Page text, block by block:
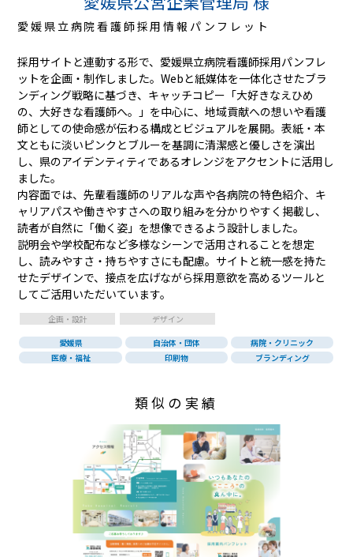
愛媛県立病院看護師採用情報パンフレット
採用サイトと連動する形で、愛媛県立病院看護師採用パンフレ
ットを企画・制作しました。Webと紙媒体を一体化させたブラ
ンディング戦略に基づき、キャッチコピー「大好きなえひめ
の、大好きな看護師へ。」を中心に、地域貢献への想いや看護
師としての使命感が伝わる構成とビジュアルを展開。表紙・本
文ともに淡いピンクとブルーを基調に清潔感と優しさを演出
し、県のアイデンティティであるオレンジをアクセントに活用し
ました。
内容面では、先輩看護師のリアルな声や各病院の特色紹介、キ
ャリアパスや働きやすさへの取り組みを分かりやすく掲載し、
読者が自然に「働く姿」を想像できるよう設計しました。
説明会や学校配布など多様なシーンで活用されることを想定
し、読みやすさ・持ちやすさにも配慮。サイトと統一感を持た
せたデザインで、接点を広げながら採用意欲を高めるツールと
してご活用いただいています。
企画・設計
デザイン
愛媛県
自治体・団体
病院・クリニック
医療・福祉
印刷物 ブランディング
類似の実績